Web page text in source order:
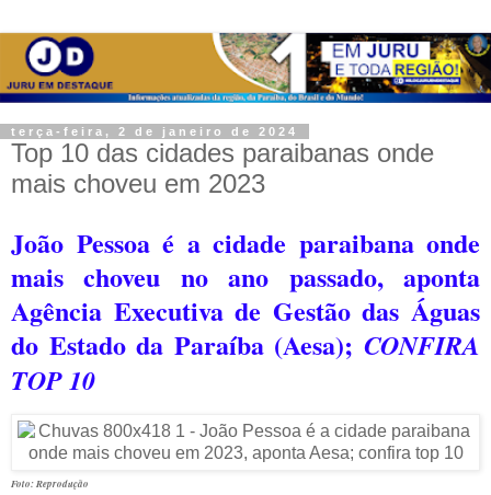
terça-feira, 2 de janeiro de 2024
Top 10 das cidades paraibanas onde
mais choveu em 2023
João Pessoa é a cidade paraibana onde
mais choveu no ano passado, aponta
Agência Executiva de Gestão das Águas
do Estado da Paraíba (Aesa); CONFIRA
TOP 10
Foto: Reprodução